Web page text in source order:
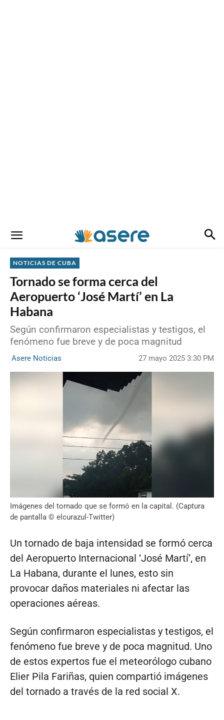
NOTICIAS DE CUBA
Tornado se forma cerca del
Aeropuerto ‘José Martí’ en La
Habana
Según confirmaron especialistas y testigos, el
fenómeno fue breve y de poca magnitud
Asere Noticias 27 mayo 2025 3:30 PM
Imágenes del tornado que se formó en la capital. (Captura
de pantalla © elcurazul-Twitter)
Un tornado de baja intensidad se formó cerca
del Aeropuerto Internacional ‘José Martí’, en
La Habana, durante el lunes, esto sin
provocar daños materiales ni afectar las
operaciones aéreas.
Según confirmaron especialistas y testigos, el
fenómeno fue breve y de poca magnitud. Uno
de estos expertos fue el meteorólogo cubano
Elier Pila Fariñas, quien compartió imágenes
del tornado a través de la red social X.